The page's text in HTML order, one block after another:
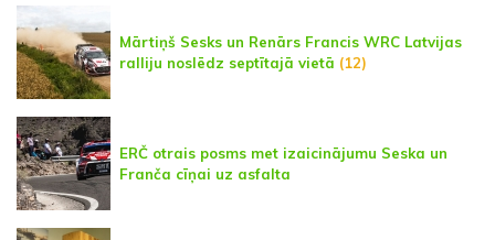
Mārtiņš Sesks un Renārs Francis WRC Latvijas
ralliju noslēdz septītajā vietā (12)
ERČ otrais posms met izaicinājumu Seska un
Franča cīņai uz asfalta